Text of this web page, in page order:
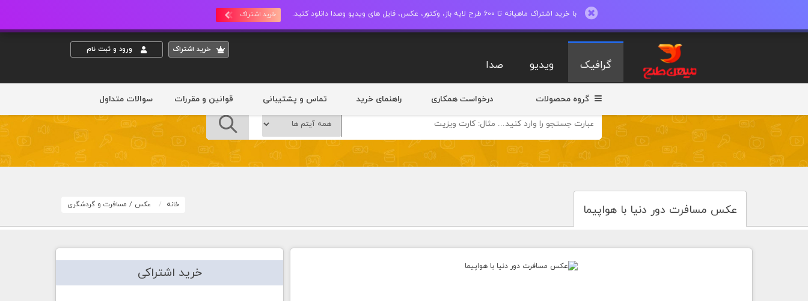
با خرید اشتراک ماهیانه تا 600 طرح لایه باز، وکتور، عکس، فایل های ویدیو وصدا دانلود کنید. خرید اشتراک
خريد اشتراک ورود و ثبت نام
گرافیک ویدیو صدا
گروه محصولات درخواست همکاری راهنمای خرید تماس و پشتیبانی قوانین و مقررات سوالات متداول
عکس مسافرت دور دنیا با هواپیما خانه عکس / مسافرت و گردشگری
خرید اشتراکی